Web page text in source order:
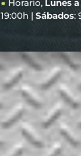
● Horario, Lunes
19:00h |Sábados: